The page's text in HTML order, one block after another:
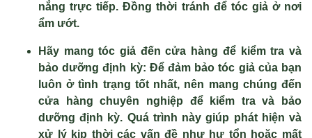
nắng trực tiếp. Đồng thời tránh để tóc giả ở nơi
ẩm ướt.
Hãy mang tóc giả đến cửa hàng để kiểm tra và
bảo dưỡng định kỳ: Để đảm bảo tóc giả của bạn
luôn ở tình trạng tốt nhất, nên mang chúng đến
cửa hàng chuyên nghiệp để kiểm tra và bảo
dưỡng định kỳ. Quá trình này giúp phát hiện và
xử lý kịp thời các vấn đề như hư tổn hoặc mất